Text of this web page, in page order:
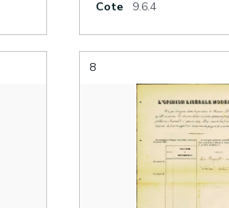
Cote
9.6.4
8